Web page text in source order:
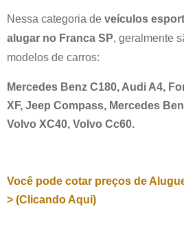
Nessa categoria de veículos
alugar no Franca SP, geralmente
modelos de carros:
Mercedes Benz C180, Audi A4,
XF, Jeep Compass, Mercedes
Volvo XC40, Volvo Cc60.
Você pode cotar preços de
> (Clicando Aqui)